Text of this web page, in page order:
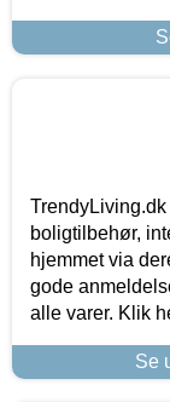
boligtilbehør,
hjemmet via
gode
alle varer. Klik
Se